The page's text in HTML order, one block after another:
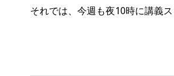
それでは、今週も夜10時に講義ス